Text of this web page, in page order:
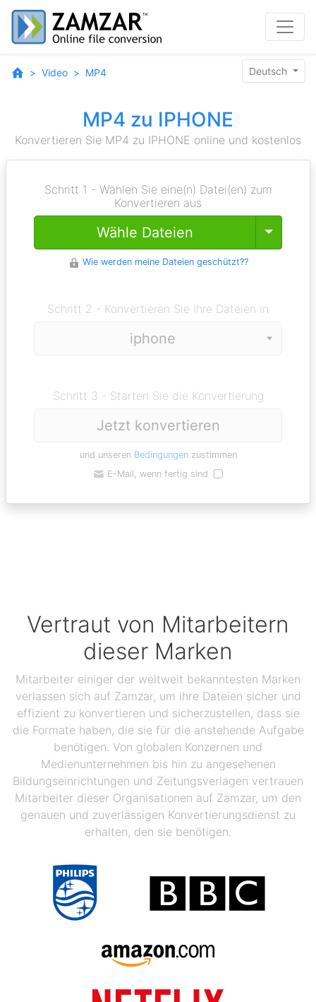
Video MP4 Deutsch
MP4 zu IPHONE
Konvertieren Sie MP4 zu IPHONE online und kostenlos
Schritt 1 - Wählen Sie eine(n) Datei(en) zum
Konvertieren aus
Wähle Dateien Toggle
Wie werden meine Dateien geschützt??
Schritt 2 - Konvertieren Sie Ihre Dateien in
Schritt 3 - Starten Sie die Konvertierung
Jetzt konvertieren
und unseren Bedingungenzustimmen
E-Mail, wenn fertig sind
Vertraut von Mitarbeitern
dieser Marken
Mitarbeiter einiger der weltweit bekanntesten Marken
verlassen sich auf Zamzar, um ihre Dateien sicher und
effizient zu konvertieren und sicherzustellen, dass sie
die Formate haben, die sie für die anstehende Aufgabe
benötigen. Von globalen Konzernen und
Medienunternehmen bis hin zu angesehenen
Bildungseinrichtungen und Zeitungsverlagen vertrauen
Mitarbeiter dieser Organisationen auf Zamzar, um den
genauen und zuverlässigen Konvertierungsdienst zu
erhalten, den sie benötigen.